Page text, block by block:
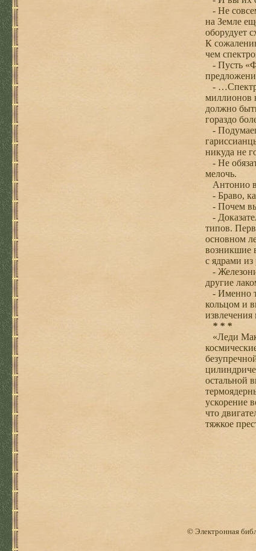
- Не
на Земле
оборудует
К
чем
- Пусть
-
миллионов
должно
гораздо
-
никуда не
- Не
мелочь.
Антонио
- Браво,
- Почем вы
-
типов.
основном
возникшие
с ядрами из
-
другие
- Именно
кольцом и
* * *
«Леди
остальной
ускорение
что
тяжкое
© Электронная